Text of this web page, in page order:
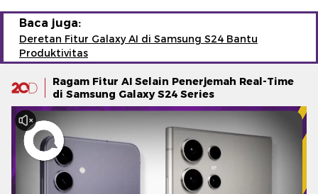
Baca juga:
Deretan Fitur Galaxy AI di Samsung S24 Bantu
Produktivitas
Ragam Fitur AI Selain Penerjemah Real-Time
di Samsung Galaxy S24 Series